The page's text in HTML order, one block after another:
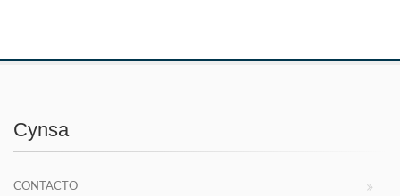
Cynsa
CONTACTO